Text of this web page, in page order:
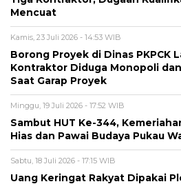
Mencuat
Kamis, 23 Juli 2026 - 14:53 WIB
Borong Proyek di Dinas PKPCK
Kontraktor Diduga Monopoli
Saat Garap Proyek
Minggu, 19 Juli 2026 - 17:52 WIB
Sambut HUT Ke-344,
Hias dan Pawai Budaya Pukau
Sabtu, 18 Juli 2026 - 17:15 WIB
Uang Keringat Rakyat Dipakai